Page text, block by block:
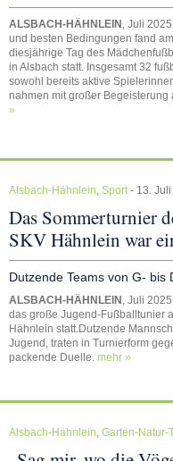
ALSBACH-HÄHNLEIN , Juli
und besten Bedingungen fand
diesjährige Tag des
in Alsbach statt. Insgesamt 32
sowohl bereits aktive
nahmen mit großer
»
Alsbach-Hähnlein, Sport- 13.
Das Sommerturnier
SKV Hähnlein war
Dutzende Teams von G-
ALSBACH-HÄHNLEIN , Juli
das große Jugend-Fußballtunier
Hähnlein statt.Dutzende
Jugend, traten in Turnierform
packende Duelle. mehr »
Alsbach-Hähnlein, Garten-Natur-